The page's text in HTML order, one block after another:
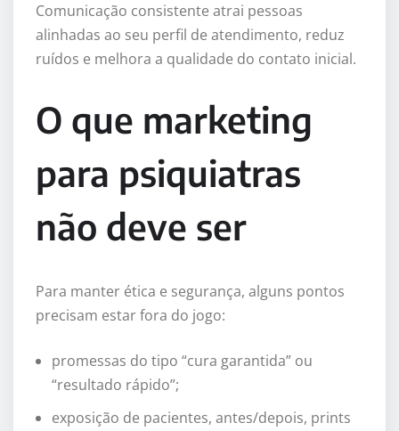
Comunicação consistente atrai pessoas
alinhadas ao seu perfil de atendimento, reduz
ruídos e melhora a qualidade do contato inicial.
O que marketing
para psiquiatras
não deve ser
Para manter ética e segurança, alguns pontos
precisam estar fora do jogo:
promessas do tipo “cura garantida” ou
“resultado rápido”;
exposição de pacientes, antes/depois, prints